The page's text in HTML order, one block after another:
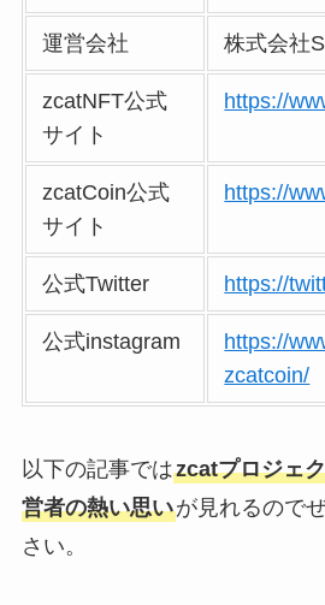
運営会社 株式会社
zcatNFT公式
サイト
https://
zcatCoin公式
サイト
https://
公式Twitter https://
公式instagram
https://
zcatcoin/
以下の記事ではzcatプロジェ
営者の熱い思いが見れるので
さい。